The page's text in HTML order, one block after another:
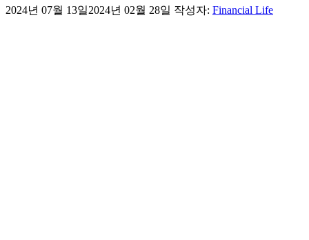
2024년 07월 13일2024년 02월 28일 작성자: Financial Life